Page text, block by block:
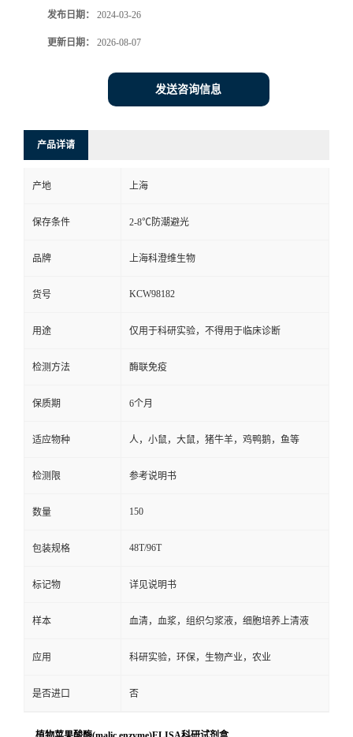
发布日期： 2024-03-26
更新日期： 2026-08-07
发送咨询信息
产品详请
产地 上海
保存条件 2-8℃防潮避光
品牌 上海科澄维生物
货号 KCW98182
用途 仅用于科研实验，不得用于临床诊断
检测方法 酶联免疫
保质期 6个月
适应物种 人，小鼠，大鼠，猪牛羊，鸡鸭鹅，鱼等
检测限 参考说明书
数量 150
包装规格 48T/96T
标记物 详见说明书
样本 血清，血浆，组织匀浆液，细胞培养上清液
应用 科研实验，环保，生物产业，农业
是否进口 否